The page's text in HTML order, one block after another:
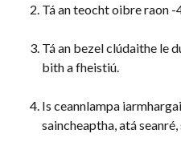
Tá an teocht oibre raon -
Tá an bezel clúdaithe le
bith a fheistiú.
Is ceannlampa
saincheaptha, atá